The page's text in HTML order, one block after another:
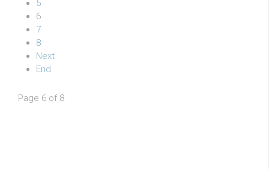
5
6
7
8
Next
End
Page 6 of 8